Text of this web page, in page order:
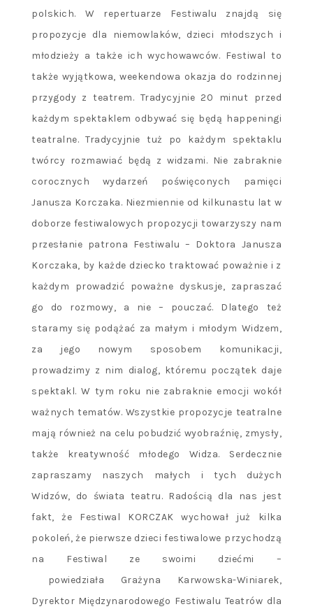
polskich. W repertuarze Festiwalu znajdą się
propozycje dla niemowlaków, dzieci młodszych i
młodzieży a także ich wychowawców. Festiwal to
także wyjątkowa, weekendowa okazja do rodzinnej
przygody z teatrem. Tradycyjnie 20 minut przed
każdym spektaklem odbywać się będą happeningi
teatralne. Tradycyjnie tuż po każdym spektaklu
twórcy rozmawiać będą z widzami. Nie zabraknie
corocznych wydarzeń poświęconych pamięci
Janusza Korczaka. Niezmiennie od kilkunastu lat w
doborze festiwalowych propozycji towarzyszy nam
przesłanie patrona Festiwalu – Doktora Janusza
Korczaka, by każde dziecko traktować poważnie i z
każdym prowadzić poważne dyskusje, zapraszać
go do rozmowy, a nie – pouczać. Dlatego też
staramy się podążać za małym i młodym Widzem,
za jego nowym sposobem komunikacji,
prowadzimy z nim dialog, któremu początek daje
spektakl. W tym roku nie zabraknie emocji wokół
ważnych tematów. Wszystkie propozycje teatralne
mają również na celu pobudzić wyobraźnię, zmysły,
także kreatywność młodego Widza. Serdecznie
zapraszamy naszych małych i tych dużych
Widzów, do świata teatru. Radością dla nas jest
fakt, że Festiwal KORCZAK wychował już kilka
pokoleń, że pierwsze dzieci festiwalowe przychodzą
na Festiwal ze swoimi dziećmi –
powiedziała Grażyna Karwowska-Winiarek,
Dyrektor Międzynarodowego Festiwalu Teatrów dla